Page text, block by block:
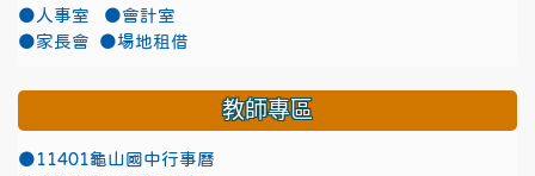
●人事室
●會計室
●家長會
●場地租借
教師專區
●11401龜山國中行事曆